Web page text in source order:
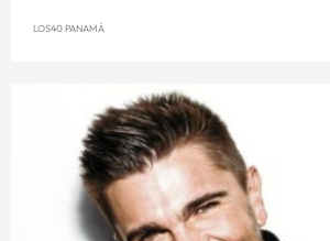
LOS40 PANAMÁ